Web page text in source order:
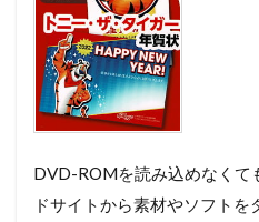
DVD-ROMを読み込めなくて
ドサイトから素材やソフト